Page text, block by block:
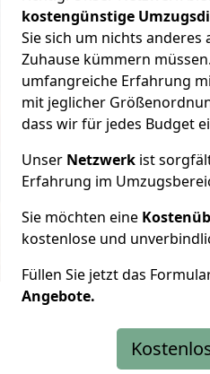
kostengünstige
Sie sich um nichts
Zuhause kümmern
umfangreiche Erfahrung
mit jeglicher
dass wir für jedes Budget
Unser Netzwerk ist
Erfahrung im
Sie möchten eine
kostenlose und
Füllen Sie jetzt das
Angebote.